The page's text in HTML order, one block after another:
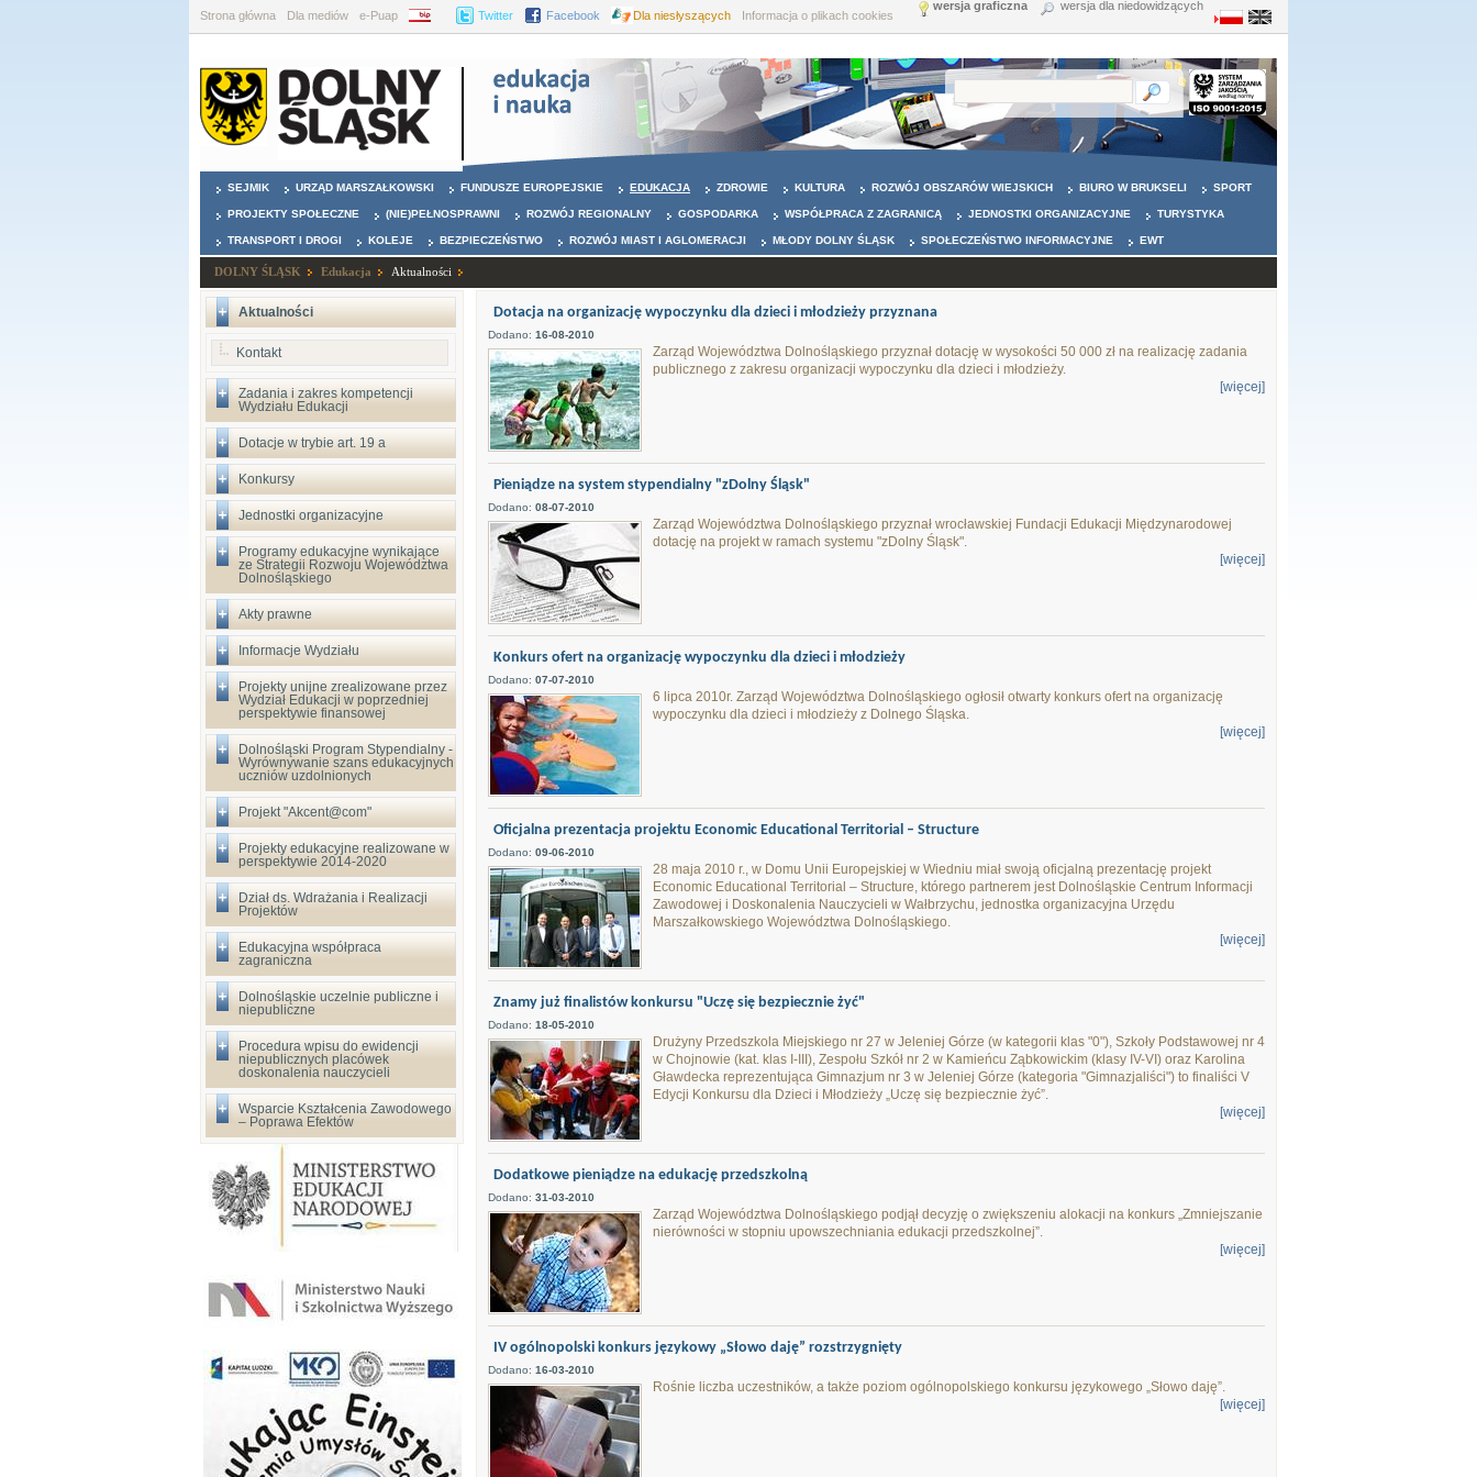
Strona główna Dla mediów e-Puap BIP Twitter Facebook Dla niesłyszących Informacja o plikach cookies
wersja graficzna wersja dla niedowidzących
SEJMIK URZĄD MARSZAŁKOWSKI FUNDUSZE EUROPEJSKIE EDUKACJA ZDROWIE KULTURA ROZWÓJ OBSZARÓW WIEJSKICH BIURO W BRUKSELI SPORT
PROJEKTY SPOŁECZNE (NIE)PEŁNOSPRAWNI ROZWÓJ REGIONALNY GOSPODARKA WSPÓŁPRACA Z ZAGRANICĄ JEDNOSTKI ORGANIZACYJNE TURYSTYKA
TRANSPORT I DROGI KOLEJE BEZPIECZEŃSTWO ROZWÓJ MIAST I AGLOMERACJI MŁODY DOLNY ŚLĄSK SPOŁECZEŃSTWO INFORMACYJNE EWT
DOLNY ŚLĄSK Edukacja Aktualności
Aktualności
Kontakt
Zadania i zakres kompetencji
Wydziału Edukacji
Dotacje w trybie art. 19 a
Konkursy
Jednostki organizacyjne
Programy edukacyjne wynikające
ze Strategii Rozwoju Województwa
Dolnośląskiego
Akty prawne
Informacje Wydziału
Projekty unijne zrealizowane przez
Wydział Edukacji w poprzedniej
perspektywie finansowej
Dolnośląski Program Stypendialny -
Wyrównywanie szans edukacyjnych
uczniów uzdolnionych
Projekt "Akcent@com"
Projekty edukacyjne realizowane w
perspektywie 2014-2020
Dział ds. Wdrażania i Realizacji
Projektów
Edukacyjna współpraca
zagraniczna
Dolnośląskie uczelnie publiczne i
niepubliczne
Procedura wpisu do ewidencji
niepublicznych placówek
doskonalenia nauczycieli
Wsparcie Kształcenia Zawodowego
– Poprawa Efektów
Dotacja na organizację wypoczynku dla dzieci i młodzieży przyznana
Dodano: 16-08-2010
Zarząd Województwa Dolnośląskiego przyznał dotację w wysokości 50 000 zł na realizację zadania
publicznego z zakresu organizacji wypoczynku dla dzieci i młodzieży.
[więcej]
Pieniądze na system stypendialny "zDolny Śląsk"
Dodano: 08-07-2010
Zarząd Województwa Dolnośląskiego przyznał wrocławskiej Fundacji Edukacji Międzynarodowej
dotację na projekt w ramach systemu "zDolny Śląsk".
[więcej]
Konkurs ofert na organizację wypoczynku dla dzieci i młodzieży
Dodano: 07-07-2010
6 lipca 2010r. Zarząd Województwa Dolnośląskiego ogłosił otwarty konkurs ofert na organizację
wypoczynku dla dzieci i młodzieży z Dolnego Śląska.
[więcej]
Oficjalna prezentacja projektu Economic Educational Territorial – Structure
Dodano: 09-06-2010
28 maja 2010 r., w Domu Unii Europejskiej w Wiedniu miał swoją oficjalną prezentację projekt
Economic Educational Territorial – Structure, którego partnerem jest Dolnośląskie Centrum Informacji
Zawodowej i Doskonalenia Nauczycieli w Wałbrzychu, jednostka organizacyjna Urzędu
Marszałkowskiego Województwa Dolnośląskiego.
[więcej]
Znamy już finalistów konkursu "Uczę się bezpiecznie żyć"
Dodano: 18-05-2010
Drużyny Przedszkola Miejskiego nr 27 w Jeleniej Górze (w kategorii klas "0"), Szkoły Podstawowej nr 4
w Chojnowie (kat. klas I-III), Zespołu Szkół nr 2 w Kamieńcu Ząbkowickim (klasy IV-VI) oraz Karolina
Gławdecka reprezentująca Gimnazjum nr 3 w Jeleniej Górze (kategoria "Gimnazjaliści") to finaliści V
Edycji Konkursu dla Dzieci i Młodzieży „Uczę się bezpiecznie żyć”.
[więcej]
Dodatkowe pieniądze na edukację przedszkolną
Dodano: 31-03-2010
Zarząd Województwa Dolnośląskiego podjął decyzję o zwiększeniu alokacji na konkurs „Zmniejszanie
nierówności w stopniu upowszechniania edukacji przedszkolnej”.
[więcej]
IV ogólnopolski konkurs językowy „Słowo daję” rozstrzygnięty
Dodano: 16-03-2010
Rośnie liczba uczestników, a także poziom ogólnopolskiego konkursu językowego „Słowo daję”.
[więcej]